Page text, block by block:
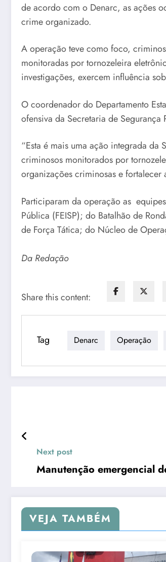
de acordo com o Denarc, as ações
crime organizado.
A operação teve como foco,
monitoradas por tornozeleira
investigações, exercem influência
O coordenador do Departamento
ofensiva da Secretaria de
“Esta é mais uma ação integrada da
criminosos monitorados por
organizações criminosas e
Participaram da operação as
Pública (FEISP); do Batalhão de
de Força Tática; do Núcleo de
Da Redação
Share this content:
Tag Denarc Operação
Next post
Manutenção emergencial
VEJA TAMBÉM